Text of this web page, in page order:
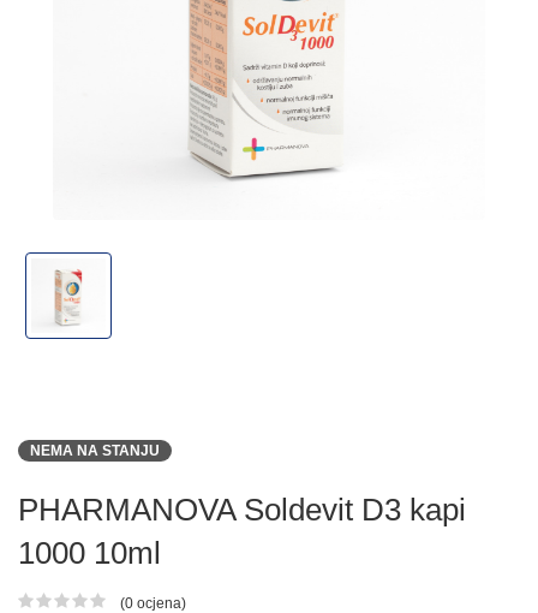
NEMA NA STANJU
PHARMANOVA Soldevit D3 kapi
1000 10ml
(0 ocjena)